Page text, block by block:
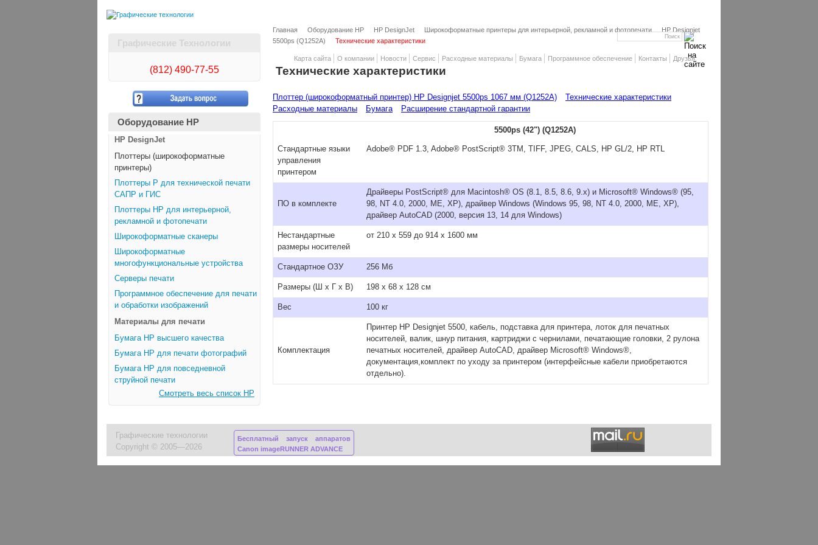
Карта сайта О компании Новости Сервис Расходные материалы Бумага Программное обеспечение Контакты Друзья
Графические Технологии
(812) 490-77-55
Оборудование HP
HP DesignJet
Плоттеры (широкоформатные
принтеры)
Плоттеры Р для технической печати
САПР и ГИС
Плоттеры НР для интерьерной,
рекламной и фотопечати
Широкоформатные сканеры
Широкоформатные
многофункциональные устройства
Серверы печати
Программное обеспечение для печати
и обработки изображений
Материалы для печати
Бумага HP высшего качества
Бумага HP для печати фотографий
Бумага HP для повседневной
струйной печати
Смотреть весь список HP
Главная Оборудование HP HP DesignJet Широкоформатные принтеры для интерьерной, рекламной и фотопечати
HP Designjet
5500ps (Q1252A)
Технические характеристики
Технические характеристики
Плоттер (широкоформатный принтер) HP Designjet 5500ps 1067 мм (Q1252A)
Технические характеристики
Расходные материалы
Бумага Расширение стандартной гарантии
5500ps (42") (Q1252A)
Стандартные языки
управления
принтером
Adobe® PDF 1.3, Adobe® PostScript® 3TM, TIFF, JPEG, CALS, HP GL/2, HP RTL
ПО в комплекте
Драйверы PostScript® для Macintosh® OS (8.1, 8.5, 8.6, 9.x) и Microsoft® Windows® (95,
98, NT 4.0, 2000, ME, XP), драйвер Windows (Windows 95, 98, NT 4.0, 2000, ME, XP),
драйвер AutoCAD (2000, версия 13, 14 для Windows)
Нестандартные
размеры носителей
от 210 x 559 до 914 x 1600 мм
Стандартное ОЗУ 256 Мб
Размеры (Ш x Г x В) 198 x 68 x 128 см
Вес 100 кг
Комплектация
Принтер HP Designjet 5500, кабель, подставка для принтера, лоток для печатных
носителей, валик, шнур питания, картриджи с чернилами, печатающие головки, 2 рулона
печатных носителей, драйвер AutoCAD, драйвер Microsoft® Windows®,
документация,комплект по уходу за принтером (интерфейсные кабели приобретаются
отдельно).
Графические технологии
Copyright © 2005—2026
Бесплатный запуск аппаратов
Canon imageRUNNER ADVANCE